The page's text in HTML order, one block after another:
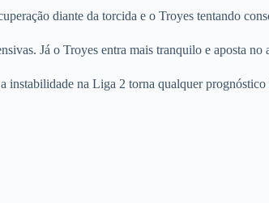
diante da torcida e o Troyes tentando
Já o Troyes entra mais tranquilo e aposta no
instabilidade na Liga 2 torna qualquer prognóstico